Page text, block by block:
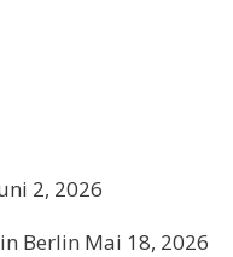
2, 2026
Berlin Mai 18, 2026